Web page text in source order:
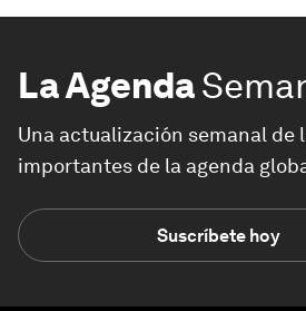
La Agenda
Una actualización semanal de
importantes de la agenda
Suscríbete hoy